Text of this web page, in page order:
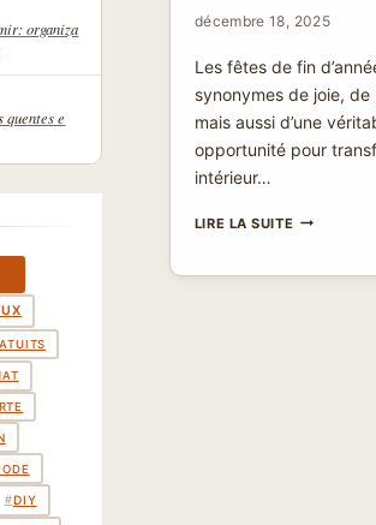
décembre 18, 2025
Les fêtes de fin
synonymes de joie, de
mais aussi d’une
opportunité pour
intérieur…
LIRE LA SUITEAMBIANCE
DÉCOR”
organiza
quentes e
#DIY